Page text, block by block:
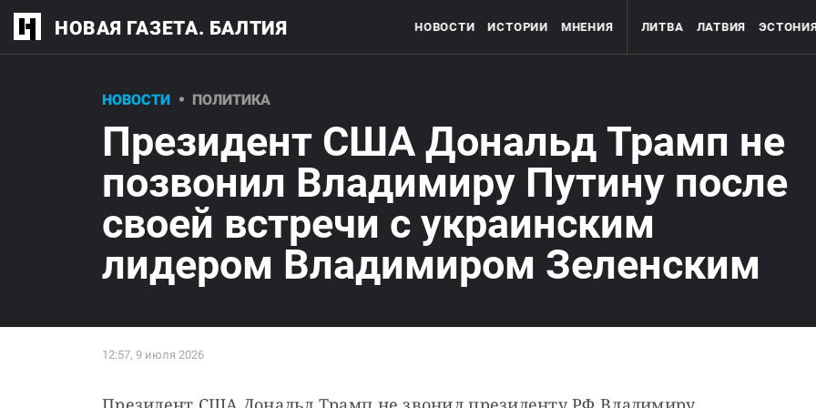
НОВАЯ ГАЗЕТА. БАЛТИЯ НОВОСТИ ИСТОРИИ МНЕНИЯ ЛИТВА ЛАТВИЯ
НОВОСТИ ПОЛИТИКА
Президент США Дональд Трамп не
позвонил Владимиру Путину после
своей встречи с украинским
лидером Владимиром Зеленским